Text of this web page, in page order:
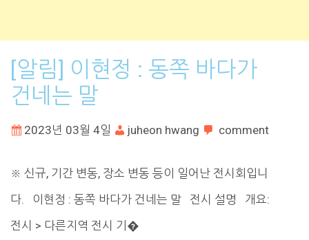
[알림] 이현정 : 동쪽 바다가
건네는 말
2023년 03월 4일 juheon hwang comment
※ 신규, 기간 변동, 장소 변동 등이 일어난 전시회입니
다. 이현정 : 동쪽 바다가 건네는 말 전시 설명 개요:
전시 > 다른지역 전시 기�